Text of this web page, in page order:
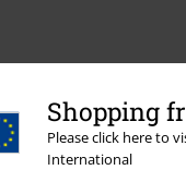
Shopping
Please click here to
International